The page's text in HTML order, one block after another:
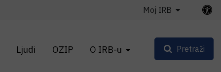
Ljudi OZIP O IRB-u
Moj IRB
Pretraži